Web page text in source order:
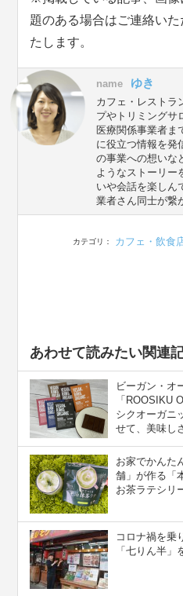
題のある場合はご連絡い
たします。
name ゆき
カフェ・レストラ
プやトリミングサ
医療関係事業者ま
に役立つ情報を発
の事業への想いな
ようなストーリー
いや会話を楽しん
業者さん同士が繋
カテゴリ： カフェ・飲食
あわせて読みたい関連
ビーガン・オ
「ROOSIKU
シクオーガニ
せて、美味し
お家でかんた
舗」が作る「
お茶ラテシリ
コロナ禍を乗
「七りん半」